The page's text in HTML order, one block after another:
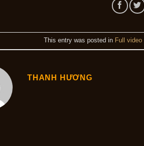
This entry was posted in Full
THANH HƯƠNG